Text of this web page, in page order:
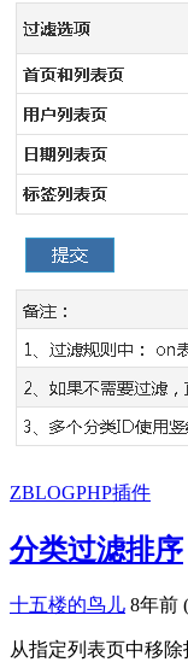
ZBLOGPHP插件
分类过滤排序
十五楼的鸟儿 8年前
从指定列表页中移